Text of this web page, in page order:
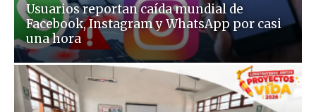
Usuarios reportan caída mundial de
Facebook, Instagram y WhatsApp por casi
una hora